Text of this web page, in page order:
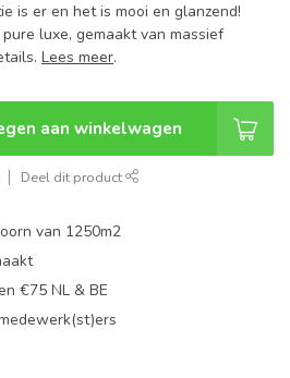
is er en het is mooi en glanzend!
luxe, gemaakt van massief
Lees meer.
aan winkelwagen
Deel dit product
van 1250m2
€75 NL & BE